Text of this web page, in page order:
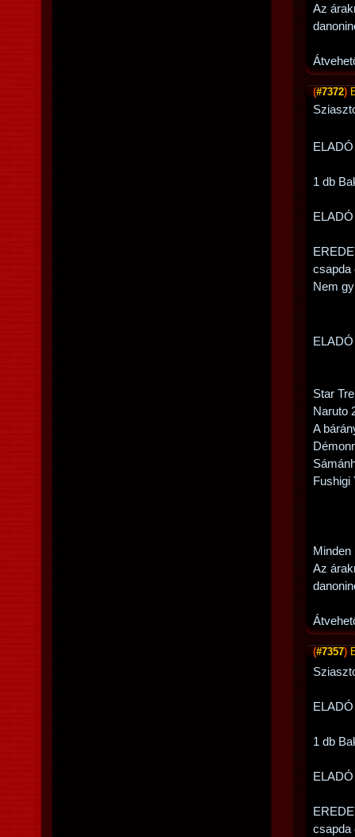
Az
(#7372)
1 db
csapda
Nem
Star
Naruto
A
Fushigi
Minden
Az
(#7357)
1 db
csapda